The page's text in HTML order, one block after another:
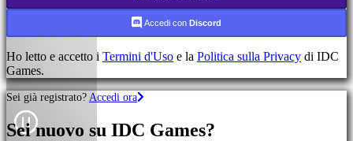
Accedi con Discord
Ho letto e accetto i Termini d'Uso e la Politica sulla Privacy di IDC
Games.
Sei già registrato? Accedi ora
Sei nuovo su IDC Games?